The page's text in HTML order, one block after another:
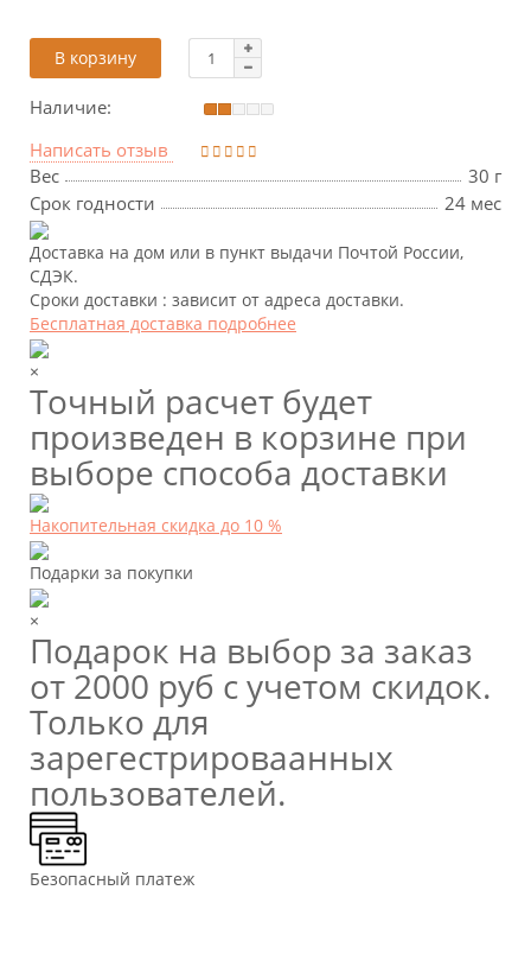
В корзину
Наличие:
Написать отзыв
Вес
30 г
Срок годности
24 мес
Доставка на дом или в пункт выдачи Почтой России,
СДЭК.
Сроки доставки : зависит от адреса доставки.
Бесплатная доставка подробнее
×
Точный расчет будет
произведен в корзине при
выборе способа доставки
Накопительная скидка до 10 %
Подарки за покупки
×
Подарок на выбор за заказ
от 2000 руб с учетом скидок.
Только для
зарегестрироваанных
пользователей.
Безопасный платеж